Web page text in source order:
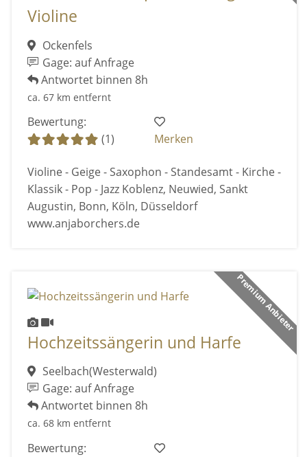
Violine
Ockenfels
Gage: auf Anfrage
Antwortet binnen 8h
ca. 67 km entfernt
Bewertung:
(1)
Merken
Violine - Geige - Saxophon - Standesamt - Kirche -
Klassik - Pop - Jazz Koblenz, Neuwied, Sankt
Augustin, Bonn, Köln, Düsseldorf
www.anjaborchers.de
Premium Anbieter
Hochzeitssängerin und Harfe
Seelbach(Westerwald)
Gage: auf Anfrage
Antwortet binnen 8h
ca. 68 km entfernt
Bewertung: